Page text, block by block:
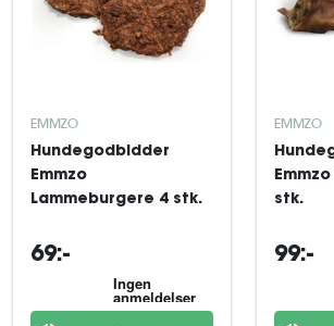
EMMZO
Hundegodbidder
Emmzo
Lammeburgere 4 stk.
69:-
EMMZO
stk.
99:-